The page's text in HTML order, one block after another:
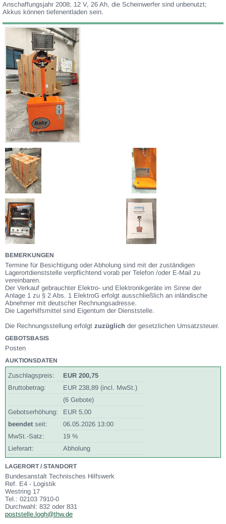
Anschaffungsjahr 2008; 12 V, 26 Ah, die Scheinwerfer sind unbenutzt;
Akkus können tiefenentladen sein.
BEMERKUNGEN
Termine für Besichtigung oder Abholung sind mit der zuständigen
Lagerortdienststelle verpflichtend vorab per Telefon /oder E-Mail zu
vereinbaren.
Der Verkauf gebrauchter Elektro- und Elektronikgeräte im Sinne der
Anlage 1 zu § 2 Abs. 1 ElektroG erfolgt ausschließlich an inländische
Abnehmer mit deutscher Rechnungsadresse.
Die Lagerhilfsmittel sind Eigentum der Dienststelle.
Die Rechnungsstellung erfolgt zuzüglich der gesetzlichen Umsatzsteuer.
GEBOTSBASIS
Posten
AUKTIONSDATEN
Zuschlagspreis:
EUR 200,75
Bruttobetrag:
EUR 238,89 (incl. MwSt.)
(6 Gebote)
Gebotserhöhung:
EUR 5,00
beendet seit:
06.05.2026 13:00
MwSt.-Satz:
19 %
Lieferart:
Abholung
LAGERORT / STANDORT
Bundesanstalt Technisches Hilfswerk
Ref. E4 - Logistik
Westring 17
Tel.: 02103 7910-0
Durchwahl: 832 oder 831
poststelle.logh@thw.de